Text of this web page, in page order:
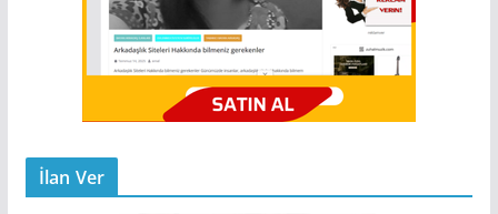
İlan Ver